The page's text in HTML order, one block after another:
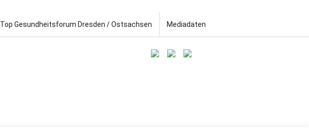
Top Gesundheitsforum Dresden / Ostsachsen Mediadaten